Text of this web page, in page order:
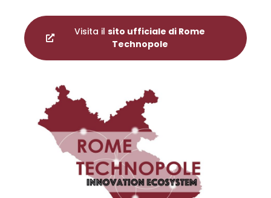
Visita il sito ufficiale di Rome
Technopole